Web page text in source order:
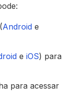
(Android e
eiOS) para
para acessar